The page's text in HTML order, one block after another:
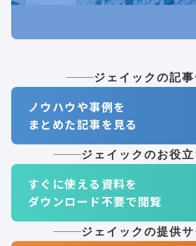
ジェイックの記
ノウハウや事例を
まとめた記事を見る
ジェイックのお役
すぐに使える資料を
ダウンロード不要で閲覧
ジェイックの提供